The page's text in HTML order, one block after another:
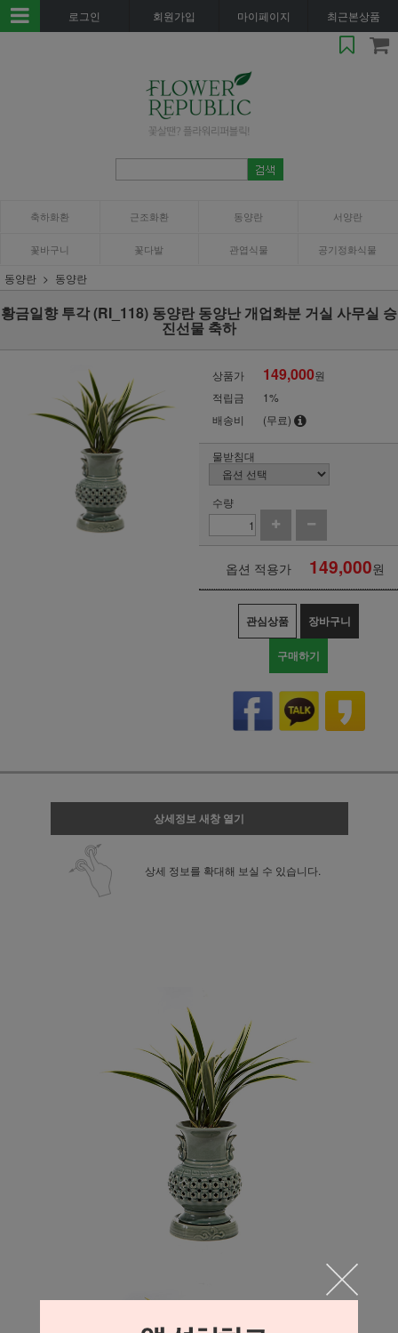
로그인 회원가입 마이페이지 최근본상품
축하화환 근조화환 동양란 서양란
꽃바구니 꽃다발 관엽식물 공기정화식물
동양란 동양란
황금일향 투각 (RI_118) 동양란 동양난 개업화분 거실 사무실 승
진선물 축하
상품가 149,000원
적립금
1%
배송비
(무료)
물받침대
수량
옵션 적용가 149,000원
관심상품 장바구니
구매하기
상세정보 새창 열기
상세 정보를 확대해 보실 수 있습니다.